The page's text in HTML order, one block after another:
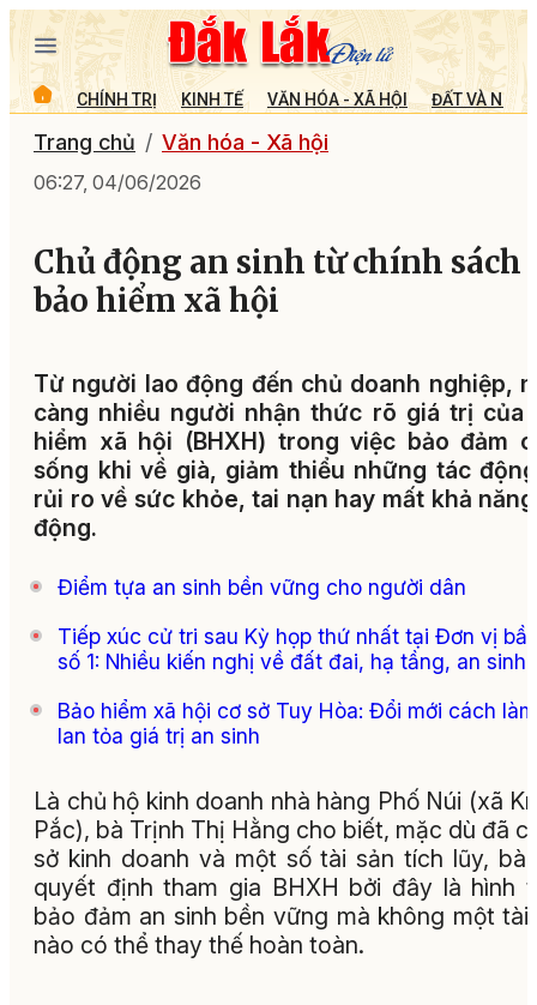
CHÍNH TRỊ KINH TẾ VĂN HÓA - XÃ HỘI ĐẤT VÀ
Trang chủ Văn hóa - Xã hội
06:27, 04/06/2026
Chủ động an sinh từ chính sách
bảo hiểm xã hội
Từ người lao động đến chủ doanh nghiệp,
càng nhiều người nhận thức rõ giá trị của
hiểm xã hội (BHXH) trong việc bảo đảm
sống khi về già, giảm thiểu những tác
rủi ro về sức khỏe, tai nạn hay mất khả
động.
Điểm tựa an sinh bền vững cho người dân
Tiếp xúc cử tri sau Kỳ họp thứ nhất tại Đơn vị
số 1: Nhiều kiến nghị về đất đai, hạ tầng, an sinh
Bảo hiểm xã hội cơ sở Tuy Hòa: Đổi mới cách
lan tỏa giá trị an sinh
Là chủ hộ kinh doanh nhà hàng Phố Núi (xã
Pắc), bà Trịnh Thị Hằng cho biết, mặc dù đã
sở kinh doanh và một số tài sản tích lũy, bà
quyết định tham gia BHXH bởi đây là hình
bảo đảm an sinh bền vững mà không một tài
nào có thể thay thế hoàn toàn.